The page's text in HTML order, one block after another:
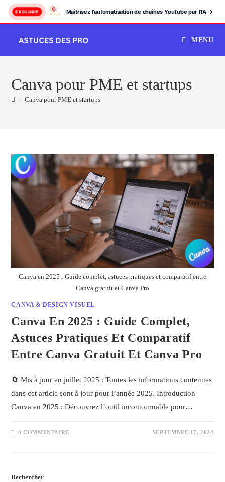
EXCLUSIF Maîtrisez l'automatisation de chaînes YouTube par l'IA →
content
MENU
Canva pour PME et startups
> Canva pour PME et startups
Canva en 2025 : Guide complet, astuces pratiques et comparatif entre
Canva gratuit et Canva Pro
CANVA & DESIGN VISUEL
Canva En 2025 : Guide Complet,
Astuces Pratiques Et Comparatif
Entre Canva Gratuit Et Canva Pro
🔄 Mis à jour en juillet 2025 : Toutes les informations contenues
dans cet article sont à jour pour l’année 2025. Introduction
Canva en 2025 : Découvrez l’outil incontournable pour…
0 COMMENTAIRE SEPTEMBRE 17, 2024
Rechercher